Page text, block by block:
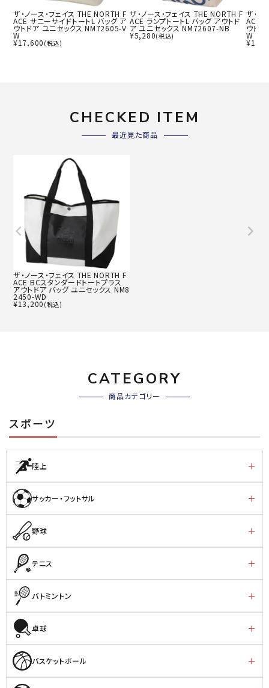
ザ・ノース・フェイス THE NORTH F
ACE サニーサイドトートL バッグ ア
ウトドア ユニセックス NM72605-V
W
¥17,600 (税込)
ザ・ノース・フェイス THE NORTH F
ACE ランプトートL バッグ アウトド
ア ユニセックス NM72607-NB
¥5,280(税込)
ザ・ノ
ACE
ウト
W
¥
CHECKED ITEM
最近見た商品
ザ・ノース・フェイス THE NORTH F
ACE BCスタンダードトートプラス
アウトドア バッグ ユニセックス NM8
2450-WD
¥13,200 (税込)
CATEGORY
商品カテゴリー
スポーツ
陸上
サッカー・フットサル
野球
テニス
バトミントン
卓球
バスケットボール